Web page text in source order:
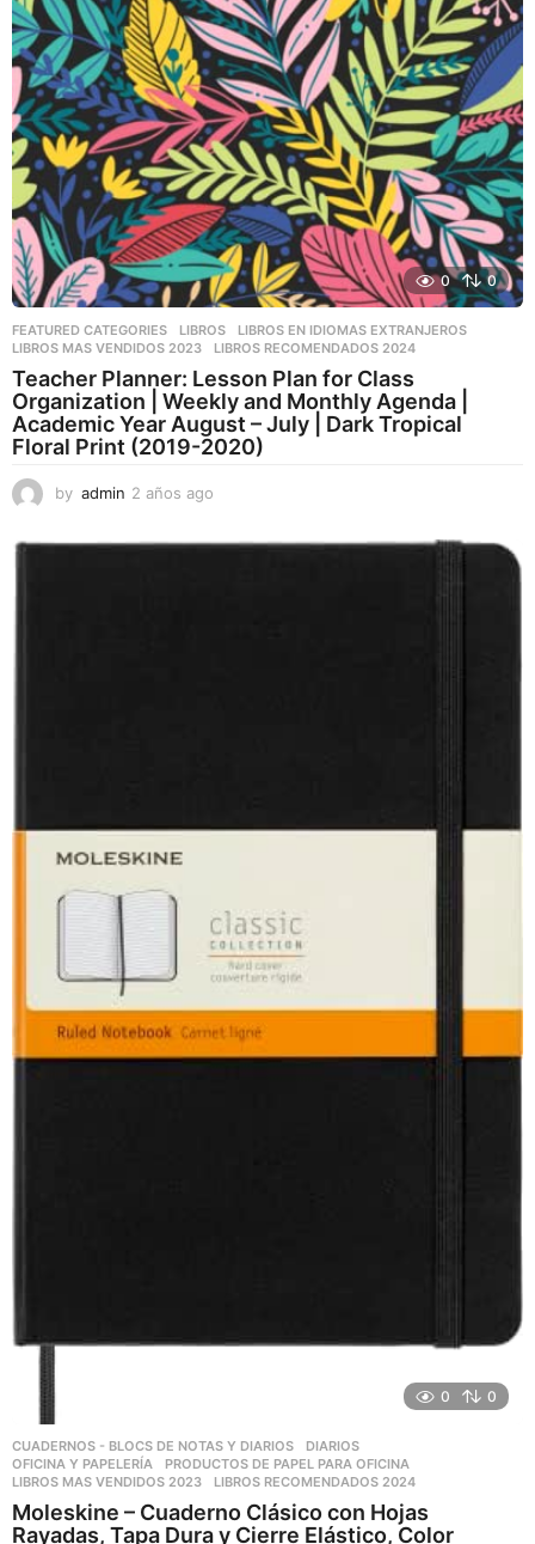
0 0
FEATURED CATEGORIES ,LIBROS ,LIBROS EN IDIOMAS EXTRANJEROS
LIBROS MAS VENDIDOS 2023
,LIBROS RECOMENDADOS 2024
Teacher Planner: Lesson Plan for Class
Organization | Weekly and Monthly Agenda |
Academic Year August – July | Dark Tropical
Floral Print (2019-2020)
by admin 2 años ago
ñ
0 0
CUADERNOS - BLOCS DE NOTAS Y DIARIOS ,DIARIOS
OFICINA Y PAPELERÍA
,PRODUCTOS DE PAPEL PARA OFICINA
LIBROS MAS VENDIDOS 2023
,LIBROS RECOMENDADOS 2024
Moleskine – Cuaderno Clásico con Hojas
Rayadas, Tapa Dura y Cierre Elástico, Color